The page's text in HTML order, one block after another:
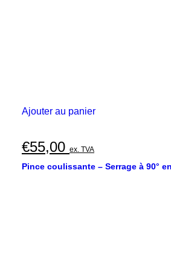
Ajouter au panier
€55,00 ex. TVA
Pince coulissante – Serrage à 90°